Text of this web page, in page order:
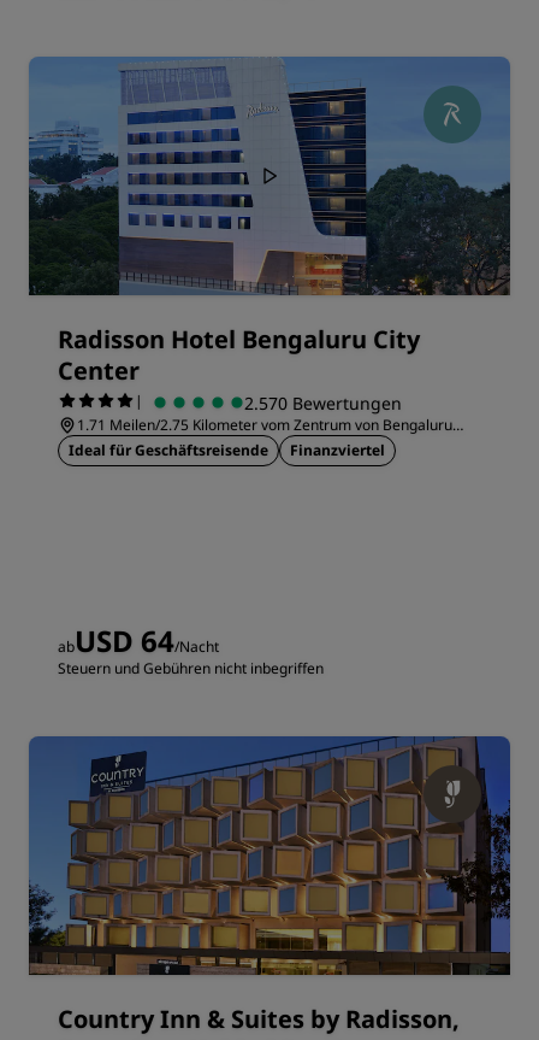
Radisson Hotel Bengaluru City
Center
| 2.570 Bewertungen
1.71 Meilen/2.75 Kilometer vom Zentrum von Bengaluru
entfernt
Ideal für Geschäftsreisende Finanzviertel
abUSD 64/Nacht
Steuern und Gebühren nicht inbegriffen
Country Inn & Suites by Radisson,